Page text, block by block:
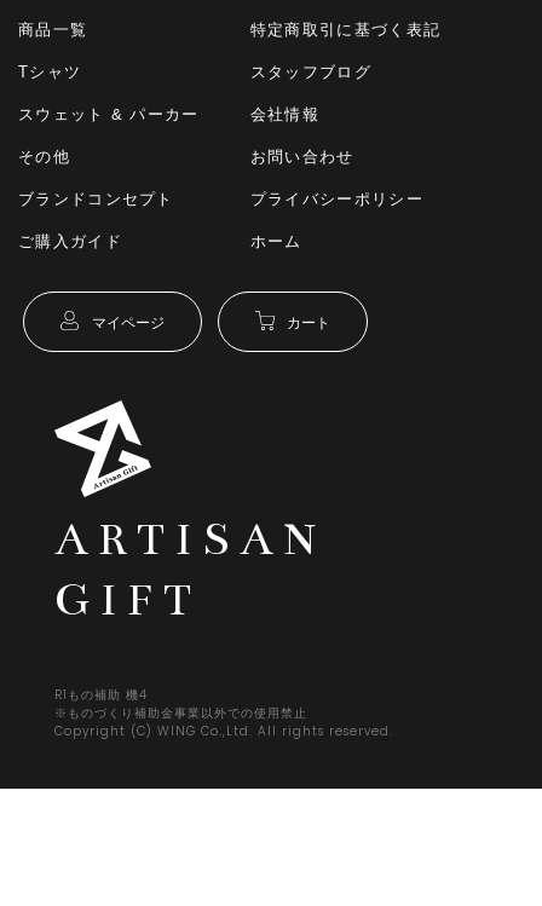
ARTISAN
GIFT
R1もの補助 機4
※ものづくり補助金事業以外での使用禁止
Copyright (C) WING Co.,Ltd. All rights reserved.
商品一覧 特定商取引に基づく表記
Tシャツ スタッフブログ
スウェット & パーカー 会社情報
その他 お問い合わせ
ブランドコンセプト プライバシーポリシー
ご購入ガイド ホーム
マイページ カート